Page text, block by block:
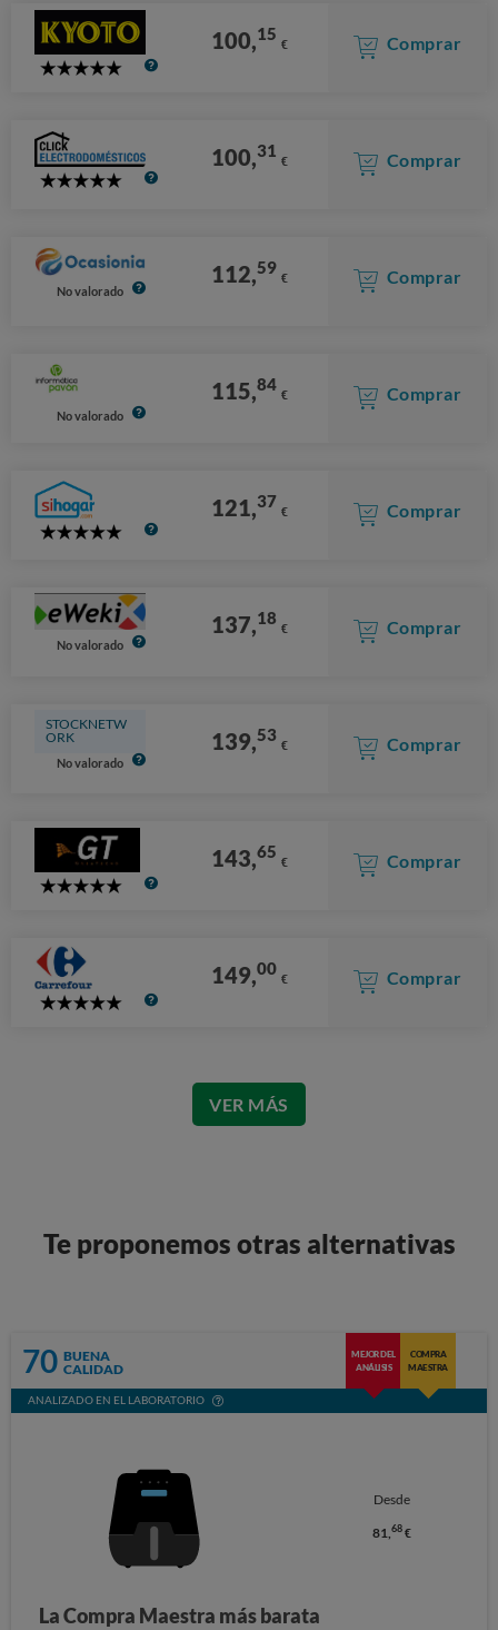
5
100,15 € Comprar
5
100,31 € Comprar
No valorado
112,59 € Comprar
No valorado
115,84 € Comprar
5
121,37 € Comprar
No valorado
137,18 € Comprar
STOCKNETW
ORK
No valorado
139,53 € Comprar
5
143,65 € Comprar
5
149,00 € Comprar
VER MÁS
Te proponemos otras alternativas
70 BUENA
CALIDAD
MEJOR DEL
ANÁLISIS
COMPRA
MAESTRA
ANALIZADO EN EL LABORATORIO
Desde
81, 68€
La Compra Maestra más barata